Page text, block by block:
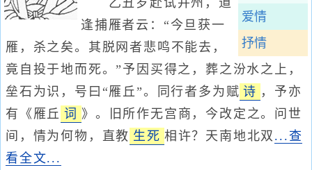
爱情
抒情
乙丑岁赴试并州，道
逢捕雁者云：“今旦获一
雁，杀之矣。其脱网者悲鸣不能去，
竟自投于地而死。”予因买得之，葬之汾水之上，
垒石为识，号曰“雁丘”。同行者多为赋 诗 ，予亦
有《雁丘 词 》。旧所作无宫商，今改定之。问世
间，情为何物，直教 生死 相许？天南地北双 ...查
看全文...